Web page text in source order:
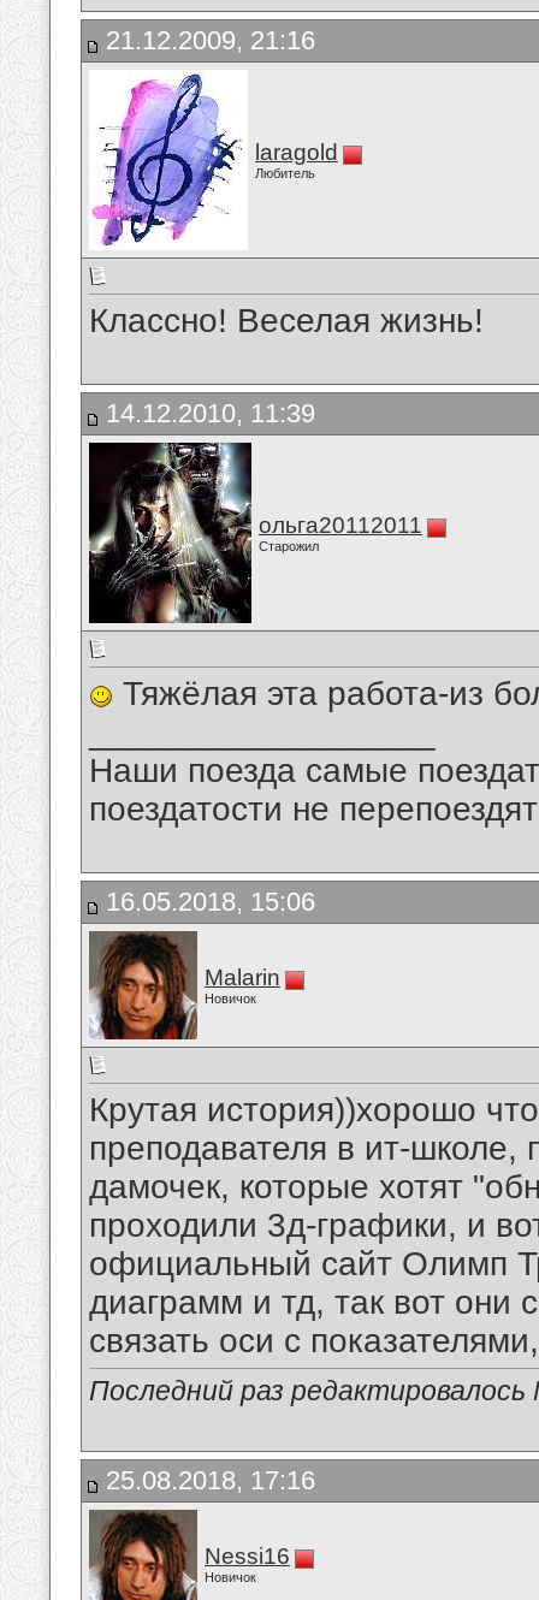
21.12.2009, 21:16
laragold
Любитель
Классно! Веселая жизнь!
14.12.2010, 11:39
ольга20112011
Старожил
Тяжёлая эта работа-из
Наши поезда самые
поездатости не
16.05.2018, 15:06
Malarin
Новичок
Крутая история))хорошо
преподавателя в ит-школе,
дамочек, которые хотят
проходили 3д-графики, и
официальный сайт Олимп
диаграмм и тд, так вот они
связать оси с
Последний раз
25.08.2018, 17:16
Nessi16
Новичок